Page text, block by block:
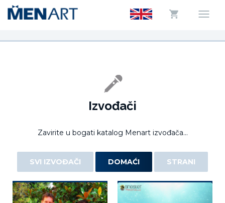
Izvođači
Zavirite u bogati katalog Menart izvođača...
SVI IZVOĐAČI DOMAĆI STRANI